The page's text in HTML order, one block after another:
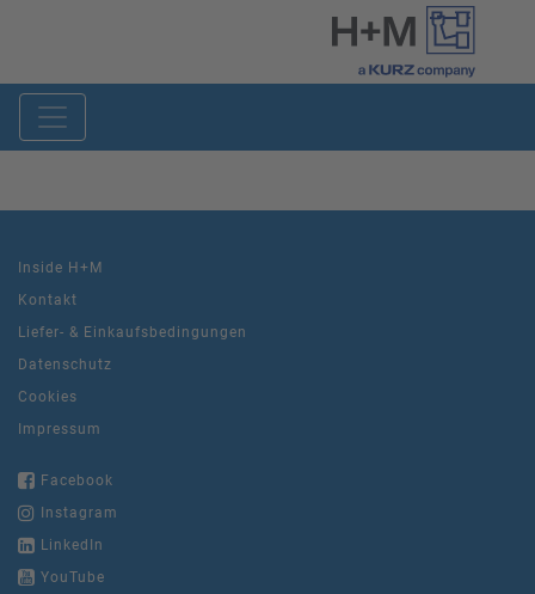
Inside H+M
Kontakt
Liefer- & Einkaufsbedingungen
Datenschutz
Cookies
Impressum
Facebook
Instagram
LinkedIn
YouTube